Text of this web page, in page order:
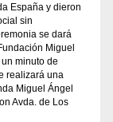
España y dieron
sin
se dará
Miguel
minuto de
realizará una
Miguel Ángel
Avda. de Los